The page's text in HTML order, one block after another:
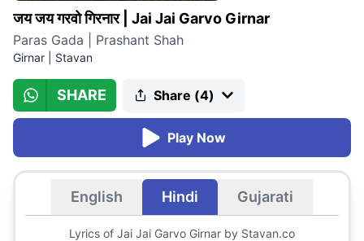
जय जय गरवो गिरनार| Jai Jai Garvo Girnar
Paras Gada | Prashant Shah
Girnar Stavan
SHARE Share (4)
Play Now
English Hindi Gujarati
Lyrics of Jai Jai Garvo Girnar by Stavan.co